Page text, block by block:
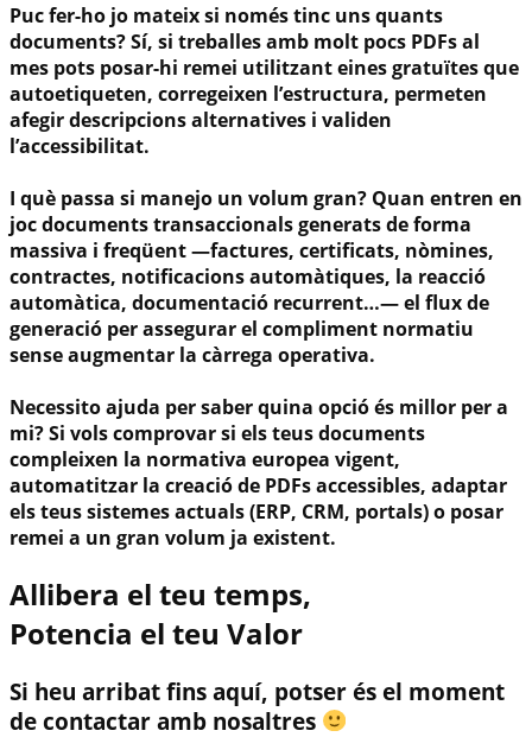
Puc fer-ho jo mateix si només tinc uns quants
documents?Sí, si treballes amb molt pocs PDFs al
mes pots posar-hi remei utilitzant eines gratuïtes que
autoetiqueten, corregeixen l’estructura, permeten
afegir descripcions alternatives i validen
l’accessibilitat.
I què passa si manejo un volum gran? Quan entren en
joc documents transaccionals generats de forma
massiva i freqüent —factures, certificats, nòmines,
contractes, notificacions automàtiques, la reacció
automàtica, documentació recurrent…— el flux de
generació per assegurar el compliment normatiu
sense augmentar la càrrega operativa.
Necessito ajuda per saber quina opció és millor per a
mi?Si vols comprovar si els teus documents
compleixen la normativa europea vigent,
automatitzar la creació de PDFs accessibles, adaptar
els teus sistemes actuals (ERP, CRM, portals) o posar
remei a un gran volum ja existent.
Allibera el teu temps,
Potencia el teu Valor
Si heu arribat fins aquí, potser és el moment
de contactar amb nosaltres